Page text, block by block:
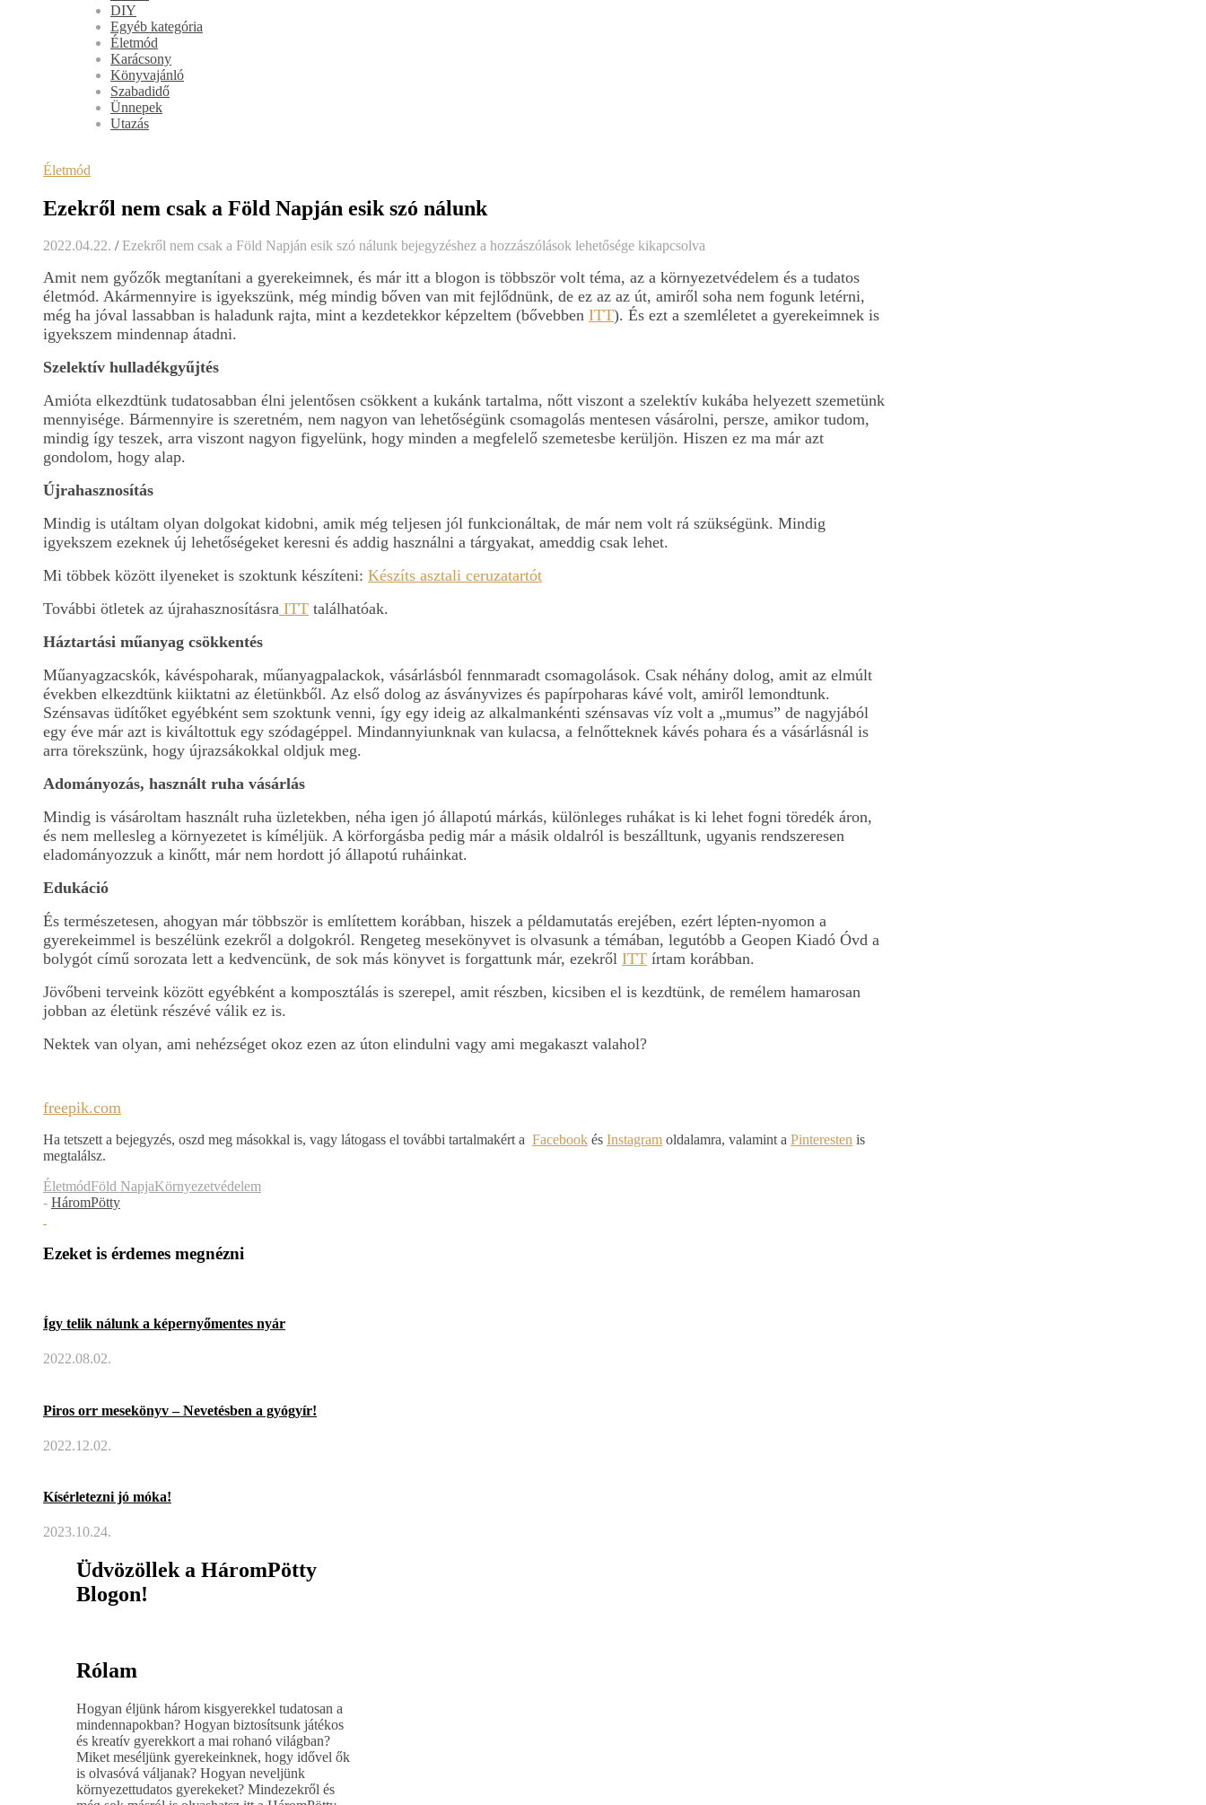
DIY
Egyéb kategória
Életmód
Karácsony
Könyvajánló
Szabadidő
Ünnepek
Utazás
Életmód
Ezekről nem csak a Föld Napján esik szó nálunk
2022.04.22. / Ezekről nem csak a Föld Napján esik szó nálunk bejegyzéshez a hozzászólások lehetősége kikapcsolva
Amit nem győzők megtanítani a gyerekeimnek, és már itt a blogon is többször volt téma, az a környezetvédelem és a tudatos
életmód. Akármennyire is igyekszünk, még mindig bőven van mit fejlődnünk, de ez az az út, amiről soha nem fogunk letérni,
még ha jóval lassabban is haladunk rajta, mint a kezdetekkor képzeltem (bővebben ITT). És ezt a szemléletet a gyerekeimnek is
igyekszem mindennap átadni.
Szelektív hulladékgyűjtés
Amióta elkezdtünk tudatosabban élni jelentősen csökkent a kukánk tartalma, nőtt viszont a szelektív kukába helyezett szemetünk
mennyisége. Bármennyire is szeretném, nem nagyon van lehetőségünk csomagolás mentesen vásárolni, persze, amikor tudom,
mindig így teszek, arra viszont nagyon figyelünk, hogy minden a megfelelő szemetesbe kerüljön. Hiszen ez ma már azt
gondolom, hogy alap.
Újrahasznosítás
Mindig is utáltam olyan dolgokat kidobni, amik még teljesen jól funkcionáltak, de már nem volt rá szükségünk. Mindig
igyekszem ezeknek új lehetőségeket keresni és addig használni a tárgyakat, ameddig csak lehet.
Mi többek között ilyeneket is szoktunk készíteni: Készíts asztali ceruzatartót
További ötletek az újrahasznosításra ITT találhatóak.
Háztartási műanyag csökkentés
Műanyagzacskók, kávéspoharak, műanyagpalackok, vásárlásból fennmaradt csomagolások. Csak néhány dolog, amit az elmúlt
években elkezdtünk kiiktatni az életünkből. Az első dolog az ásványvizes és papírpoharas kávé volt, amiről lemondtunk.
Szénsavas üdítőket egyébként sem szoktunk venni, így egy ideig az alkalmankénti szénsavas víz volt a „mumus” de nagyjából
egy éve már azt is kiváltottuk egy szódagéppel. Mindannyiunknak van kulacsa, a felnőtteknek kávés pohara és a vásárlásnál is
arra törekszünk, hogy újrazsákokkal oldjuk meg.
Adományozás, használt ruha vásárlás
Mindig is vásároltam használt ruha üzletekben, néha igen jó állapotú márkás, különleges ruhákat is ki lehet fogni töredék áron,
és nem mellesleg a környezetet is kíméljük. A körforgásba pedig már a másik oldalról is beszálltunk, ugyanis rendszeresen
eladományozzuk a kinőtt, már nem hordott jó állapotú ruháinkat.
Edukáció
És természetesen, ahogyan már többször is említettem korábban, hiszek a példamutatás erejében, ezért lépten-nyomon a
gyerekeimmel is beszélünk ezekről a dolgokról. Rengeteg mesekönyvet is olvasunk a témában, legutóbb a Geopen Kiadó Óvd a
bolygót című sorozata lett a kedvencünk, de sok más könyvet is forgattunk már, ezekről ITT írtam korábban.
Jövőbeni terveink között egyébként a komposztálás is szerepel, amit részben, kicsiben el is kezdtünk, de remélem hamarosan
jobban az életünk részévé válik ez is.
Nektek van olyan, ami nehézséget okoz ezen az úton elindulni vagy ami megakaszt valahol?
freepik.com
Ha tetszett a bejegyzés, oszd meg másokkal is, vagy látogass el további tartalmakért a Facebook és Instagram oldalamra, valamint a Pinteresten is
megtalálsz.
ÉletmódFöld NapjaKörnyezetvédelem
- HáromPötty
Ezeket is érdemes megnézni
Így telik nálunk a képernyőmentes nyár
2022.08.02.
Piros orr mesekönyv – Nevetésben a gyógyír!
2022.12.02.
Kísérletezni jó móka!
2023.10.24.
Üdvözöllek a HáromPötty
Blogon!
Rólam
Hogyan éljünk három kisgyerekkel tudatosan a
mindennapokban? Hogyan biztosítsunk játékos
és kreatív gyerekkort a mai rohanó világban?
Miket meséljünk gyerekeinknek, hogy idővel ők
is olvasóvá váljanak? Hogyan neveljünk
környezettudatos gyerekeket? Mindezekről és